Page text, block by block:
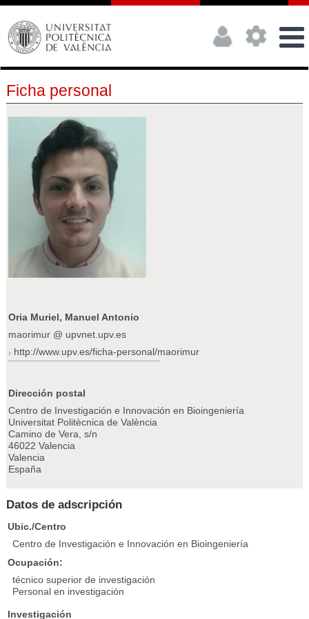
Ficha personal
Oria Muriel, Manuel Antonio
maorimur @ upvnet.upv.es
http://www.upv.es/ficha-personal/maorimur
Dirección postal
Centro de Investigación e Innovación en Bioingeniería
Universitat Politècnica de València
Camino de Vera, s/n
46022 Valencia
Valencia
España
Datos de adscripción
Ubic./Centro
Centro de Investigación e Innovación en Bioingeniería
Ocupación:
técnico superior de investigación
Personal en investigación
Investigación